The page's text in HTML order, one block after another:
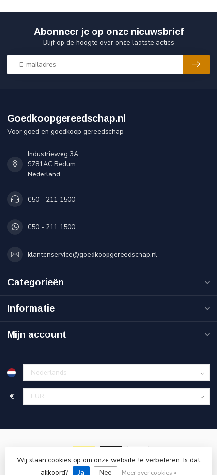
Abonneer je op onze nieuwsbrief
Blijf op de hoogte over onze laatste acties
Goedkoopgereedschap.nl
Voor goed en goedkoop gereedschap!
Industrieweg 3A
9781AC Bedum
Nederland
050 - 211 1500
050 - 211 1500
klantenservice@goedkoopgereedschap.nl
Categorieën
Informatie
Mijn account
€
© Copyright 2026 Goedkoopgereedschap.nl
Wij slaan cookies op om onze website te verbeteren. Is dat
akkoord?
Ja Nee Meer over cookies »